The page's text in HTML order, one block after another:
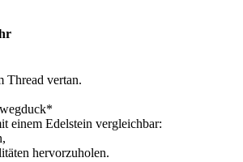
Thread vertan.
einem Edelstein vergleichbar:
hervorzuholen.